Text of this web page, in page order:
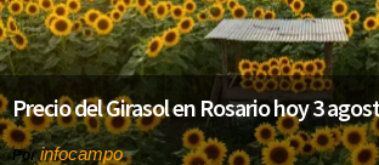
Precio del Girasol en Rosario hoy 3
Porinfocampo